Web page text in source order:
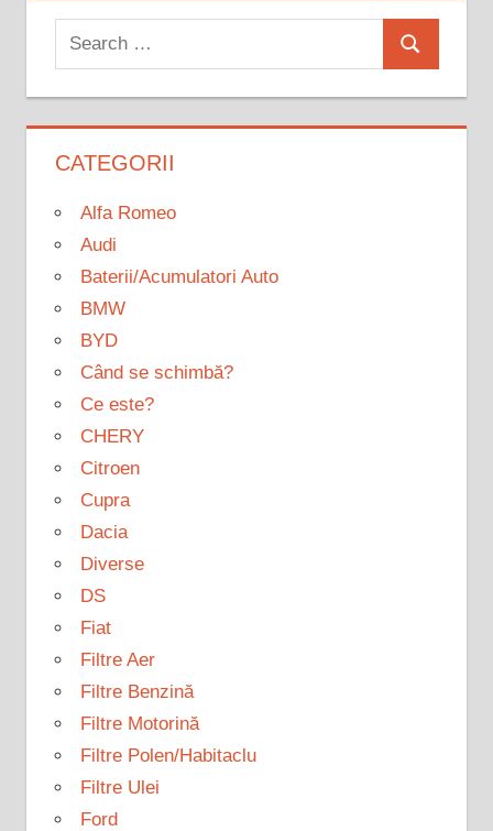
Search
for:
Search
CATEGORII
Alfa Romeo
Audi
Baterii/Acumulatori Auto
BMW
BYD
Când se schimbă?
Ce este?
CHERY
Citroen
Cupra
Dacia
Diverse
DS
Fiat
Filtre Aer
Filtre Benzină
Filtre Motorină
Filtre Polen/Habitaclu
Filtre Ulei
Ford